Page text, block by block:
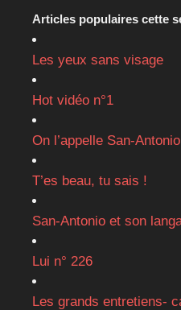
Articles populaires cette
Les yeux sans visage
Hot vidéo n°1
On l’appelle San-Antonio
T’es beau, tu sais !
San-Antonio et son
Lui n° 226
Les grands entretiens-